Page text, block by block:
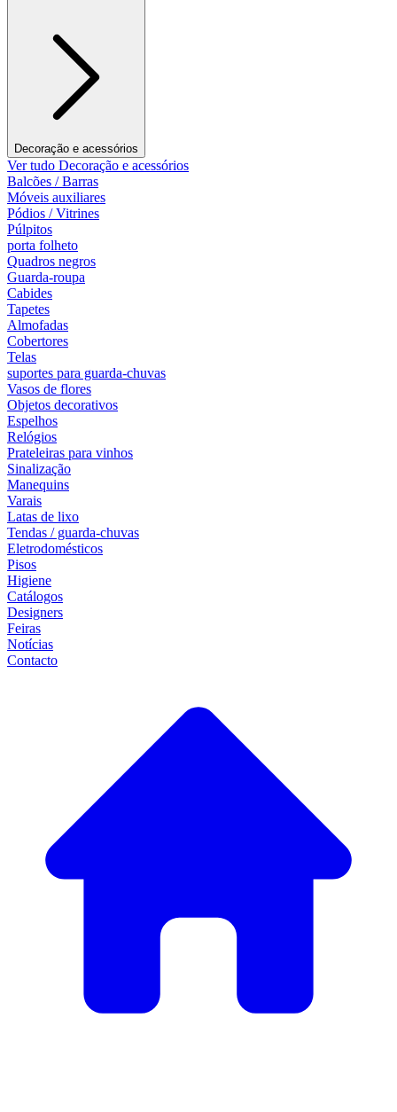
Decoração e acessórios
Ver tudo Decoração e acessórios
Balcões / Barras
Móveis auxiliares
Pódios / Vitrines
Púlpitos
porta folheto
Quadros negros
Guarda-roupa
Cabides
Tapetes
Almofadas
Cobertores
Telas
suportes para guarda-chuvas
Vasos de flores
Objetos decorativos
Espelhos
Relógios
Prateleiras para vinhos
Sinalização
Manequins
Varais
Latas de lixo
Tendas / guarda-chuvas
Eletrodomésticos
Pisos
Higiene
Catálogos
Designers
Feiras
Notícias
Contacto